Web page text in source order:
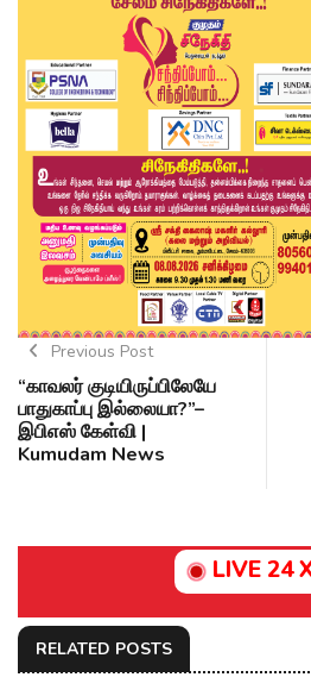
Previous Post
“காவலர் குடியிருப்பிலேயே
பாதுகாப்பு இல்லையா?”–
இபிஎஸ் கேள்வி |
Kumudam News
LIVE 24
RELATED POSTS